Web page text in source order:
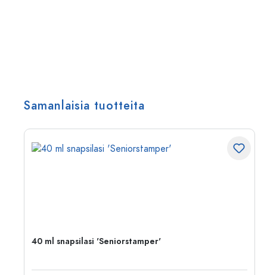
Samanlaisia tuotteita
40 ml snapsilasi 'Seniorstamper'